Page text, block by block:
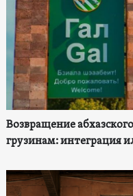
Возвращение
грузинам: интеграция